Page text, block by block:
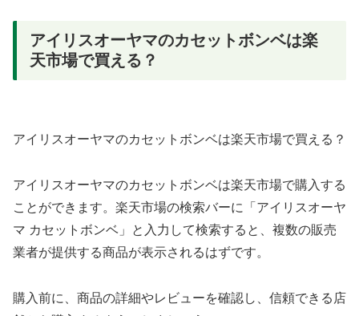
アイリスオーヤマのカセットボンベは楽
天市場で買える？
アイリスオーヤマのカセットボンベは楽天市場で買える？
アイリスオーヤマのカセットボンベは楽天市場で購入する
ことができます。楽天市場の検索バーに「アイリスオーヤ
マ カセットボンベ」と入力して検索すると、複数の販売
業者が提供する商品が表示されるはずです。
購入前に、商品の詳細やレビューを確認し、信頼できる店